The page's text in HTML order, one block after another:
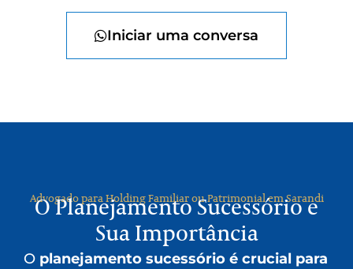
Iniciar uma conversa
Advogado para Holding Familiar ou Patrimonial em Sarandi
O Planejamento Sucessório e
Sua Importância
O planejamento sucessório é crucial para